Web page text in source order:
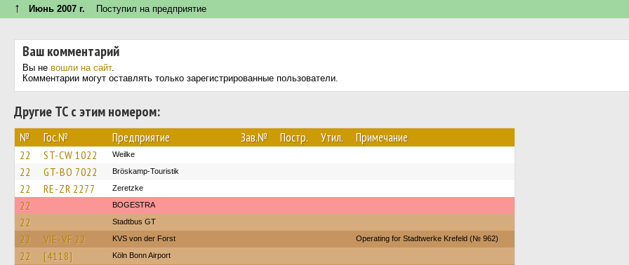
↑ Июнь 2007 г. Поступил на предприятие
Ваш комментарий
Вы не вошли на сайт.
Комментарии могут оставлять только зарегистрированные пользователи.
Другие ТС с этим номером:
№ Гос.№ Предприятие Зав.№ Постр. Утил. Примечание
22 ST-CW 1022 Weilke
22 GT-BO 7022 Bröskamp-Touristik
22 RE-ZR 2277 Zeretzke
22 BOGESTRA
22 Stadtbus GT
22 VIE-VF 22 KVS von der Forst Operating for Stadtwerke Krefeld (№ 962)
22 [4118] Köln Bonn Airport